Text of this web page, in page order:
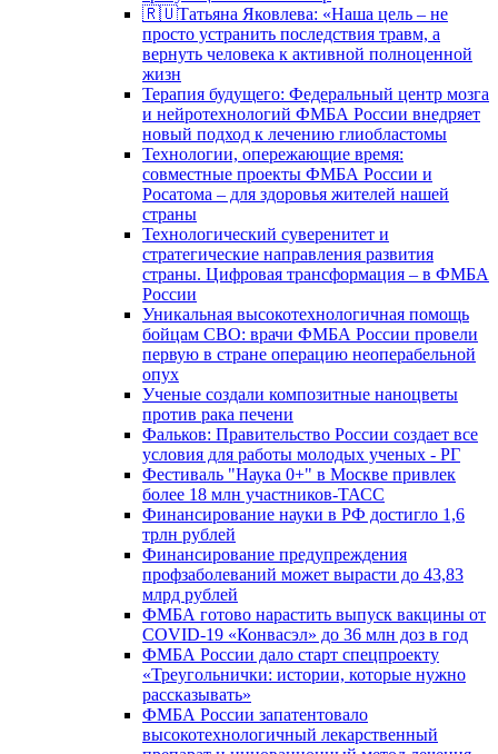
🇷🇺Татьяна Яковлева: «Наша цель – не
просто устранить последствия травм, а
вернуть человека к активной полноценной
жизн
Терапия будущего: Федеральный центр мозга
и нейротехнологий ФМБА России внедряет
новый подход к лечению глиобластомы
Технологии, опережающие время:
совместные проекты ФМБА России и
Росатома – для здоровья жителей нашей
страны
Технологический суверенитет и
стратегические направления развития
страны. Цифровая трансформация – в ФМБА
России
Уникальная высокотехнологичная помощь
бойцам СВО: врачи ФМБА России провели
первую в стране операцию неоперабельной
опух
Ученые создали композитные наноцветы
против рака печени
Фальков: Правительство России создает все
условия для работы молодых ученых - РГ
Фестиваль "Наука 0+" в Москве привлек
более 18 млн участников-ТАСС
Финансирование науки в РФ достигло 1,6
трлн рублей
Финансирование предупреждения
профзаболеваний может вырасти до 43,83
млрд рублей
ФМБА готово нарастить выпуск вакцины от
COVID-19 «Конвасэл» до 36 млн доз в год
ФМБА России дало старт спецпроекту
«Треугольнички: истории, которые нужно
рассказывать»
ФМБА России запатентовало
высокотехнологичный лекарственный